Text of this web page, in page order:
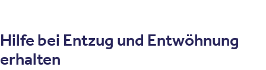
Hilfe bei Entzug und Entwöhnung
erhalten